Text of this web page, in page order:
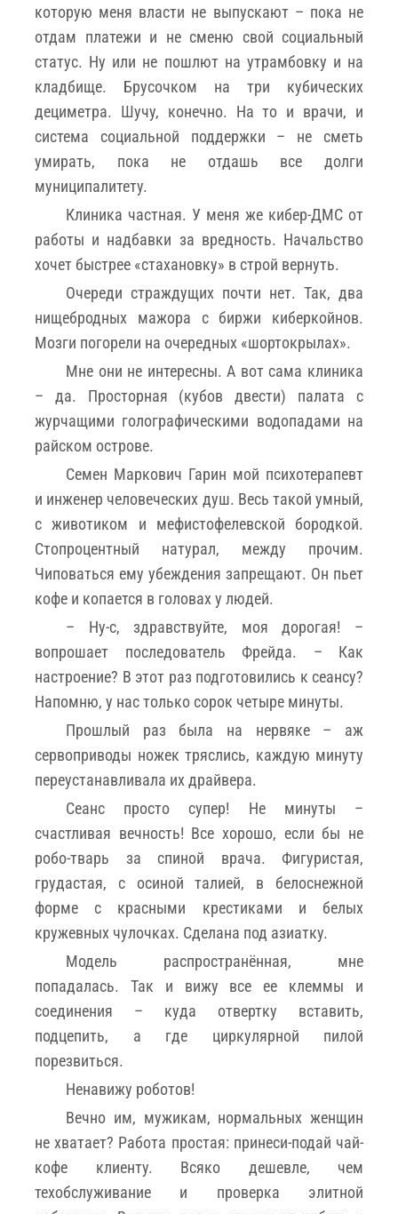
которую меня власти не выпускают – пока не
отдам платежи и не сменю свой социальный
статус. Ну или не пошлют на утрамбовку и на
кладбище. Брусочком на три кубических
дециметра. Шучу, конечно. На то и врачи, и
система социальной поддержки – не сметь
умирать, пока не отдашь все долги
муниципалитету.
Клиника частная. У меня же кибер-ДМС от
работы и надбавки за вредность. Начальство
хочет быстрее «стахановку» в строй вернуть.
Очереди страждущих почти нет. Так, два
нищебродных мажора с биржи киберкойнов.
Мозги погорели на очередных «шортокрылах».
Мне они не интересны. А вот сама клиника
– да. Просторная (кубов двести) палата с
журчащими голографическими водопадами на
райском острове.
Семен Маркович Гарин мой психотерапевт
и инженер человеческих душ. Весь такой умный,
с животиком и мефистофелевской бородкой.
Стопроцентный натурал, между прочим.
Чиповаться ему убеждения запрещают. Он пьет
кофе и копается в головах у людей.
– Ну-с, здравствуйте, моя дорогая! –
вопрошает последователь Фрейда. – Как
настроение? В этот раз подготовились к сеансу?
Напомню, у нас только сорок четыре минуты.
Прошлый раз была на нервяке – аж
сервоприводы ножек тряслись, каждую минуту
переустанавливала их драйвера.
Сеанс просто супер! Не минуты –
счастливая вечность! Все хорошо, если бы не
робо-тварь за спиной врача. Фигуристая,
грудастая, с осиной талией, в белоснежной
форме с красными крестиками и белых
кружевных чулочках. Сделана под азиатку.
Модель распространённая, мне
попадалась. Так и вижу все ее клеммы и
соединения – куда отвертку вставить,
подцепить, а где циркулярной пилой
порезвиться.
Ненавижу роботов!
Вечно им, мужикам, нормальных женщин
не хватает? Работа простая: принеси-подай чай-
кофе клиенту. Всяко дешевле, чем
техобслуживание и проверка элитной